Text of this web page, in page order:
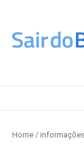
Home /